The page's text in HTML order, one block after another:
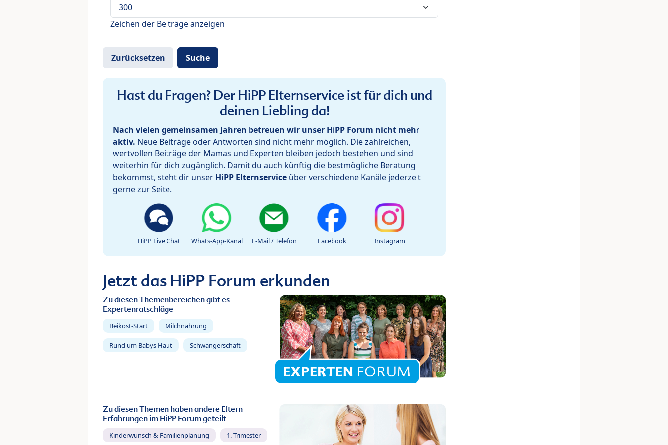
Zeichen der Beiträge anzeigen
Hast du Fragen? Der HiPP Elternservice ist für dich und
deinen Liebling da!
Nach vielen gemeinsamen Jahren betreuen wir unser HiPP Forum nicht mehr
aktiv. Neue Beiträge oder Antworten sind nicht mehr möglich. Die zahlreichen,
wertvollen Beiträge der Mamas und Experten bleiben jedoch bestehen und sind
weiterhin für dich zugänglich. Damit du auch künftig die bestmögliche Beratung
bekommst, steht dir unser HiPP Elternservice über verschiedene Kanäle jederzeit
gerne zur Seite.
HiPP Live Chat Whats-App-Kanal E-Mail / Telefon Facebook Instagram
Jetzt das HiPP Forum erkunden
Zu diesen Themenbereichen gibt es
Expertenratschläge
Beikost-Start Milchnahrung
Rund um Babys Haut Schwangerschaft
Zu diesen Themen haben andere Eltern
Erfahrungen im HiPP Forum geteilt
Kinderwunsch & Familienplanung 1. Trimester